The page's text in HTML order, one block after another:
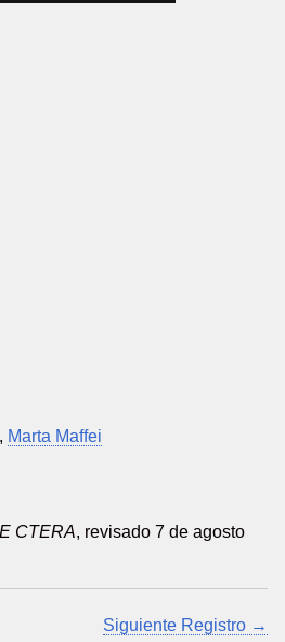
, Marta Maffei
CTERA, revisado 7 de agosto
Siguiente Registro →